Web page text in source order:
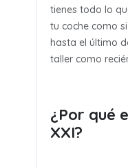
tienes todo lo
tu coche como
hasta el último
taller como
¿Por qué
XXI?